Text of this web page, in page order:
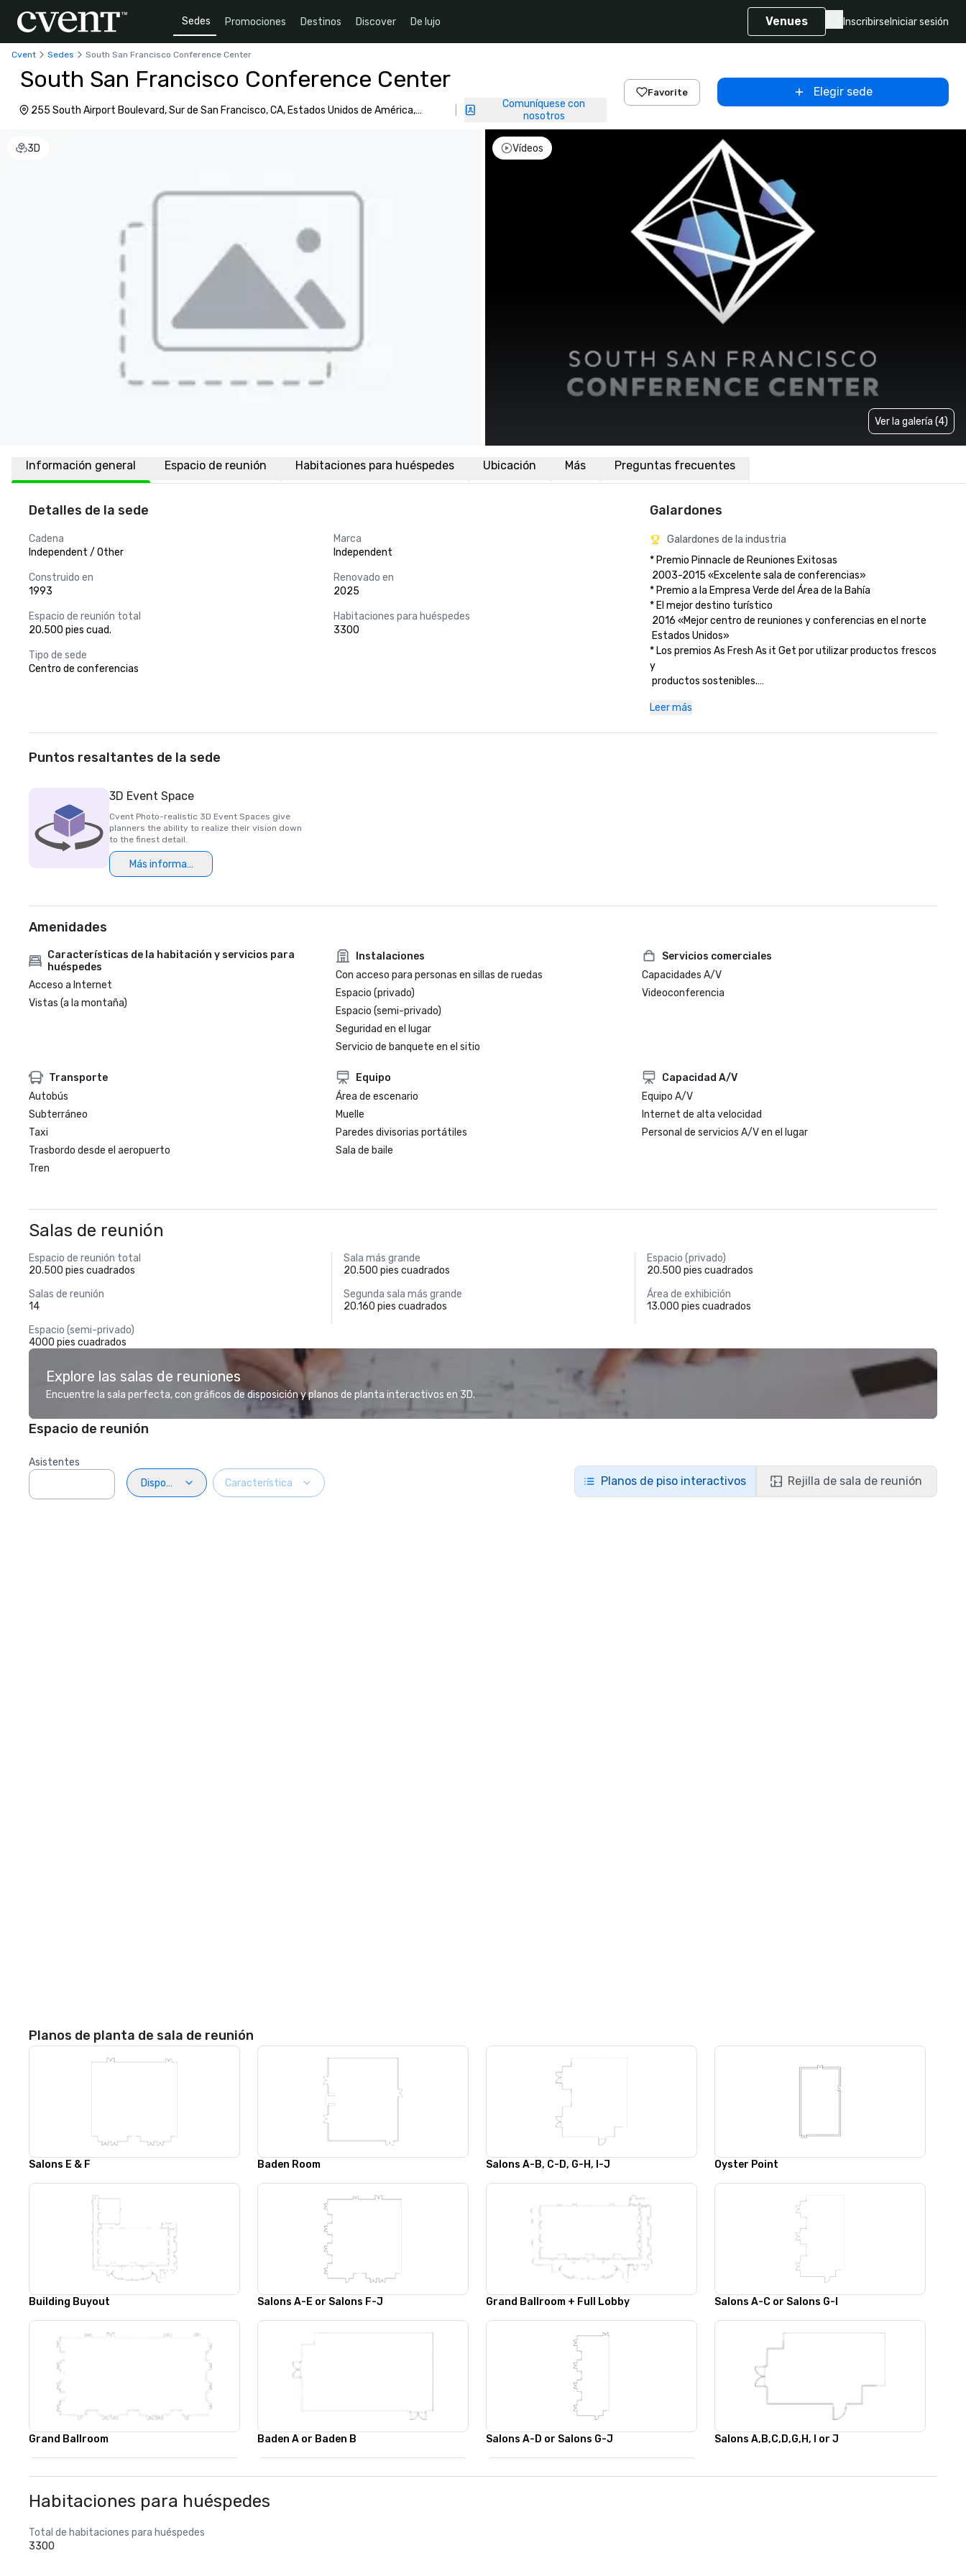
Sedes Promociones Destinos Discover De lujo Venues Inscribirse Iniciar sesión
Cvent Sedes South San Francisco Conference Center
South San Francisco Conference Center
255 South Airport Boulevard, Sur de San Francisco, CA, Estados Unidos de América,
Comuníquese con
nosotros
Favorite Elegir sede
3D Vídeos
Ver la galería (4)
Información general Espacio de reunión Habitaciones para huéspedes Ubicación Más Preguntas frecuentes
Detalles de la sede
Cadena
Independent / Other
Marca
Independent
Construido en
1993
Renovado en
2025
Espacio de reunión total
20.500 pies cuad.
Habitaciones para huéspedes
3300
Tipo de sede
Centro de conferencias
Galardones
Galardones de la industria
* Premio Pinnacle de Reuniones Exitosas
2003-2015 «Excelente sala de conferencias»
* Premio a la Empresa Verde del Área de la Bahía
* El mejor destino turístico
2016 «Mejor centro de reuniones y conferencias en el norte
Estados Unidos»
* Los premios As Fresh As it Get por utilizar productos frescos
y
productos sostenibles.
Leer más
Puntos resaltantes de la sede
3D Event Space
Cvent Photo-realistic 3D Event Spaces give
planners the ability to realize their vision down
to the finest detail.
Más información
Amenidades
Características de la habitación y servicios para
huéspedes
Acceso a Internet
Vistas (a la montaña)
Instalaciones
Con acceso para personas en sillas de ruedas
Espacio (privado)
Espacio (semi-privado)
Seguridad en el lugar
Servicio de banquete en el sitio
Servicios comerciales
Capacidades A/V
Videoconferencia
Transporte
Autobús
Subterráneo
Taxi
Trasbordo desde el aeropuerto
Tren
Equipo
Área de escenario
Muelle
Paredes divisorias portátiles
Sala de baile
Capacidad A/V
Equipo A/V
Internet de alta velocidad
Personal de servicios A/V en el lugar
Salas de reunión
Espacio de reunión total
20.500 pies cuadrados
Sala más grande
20.500 pies cuadrados
Espacio (privado)
20.500 pies cuadrados
Salas de reunión
14
Segunda sala más grande
20.160 pies cuadrados
Área de exhibición
13.000 pies cuadrados
Espacio (semi-privado)
4000 pies cuadrados
Explore las salas de reuniones
Encuentre la sala perfecta, con gráficos de disposición y planos de planta interactivos en 3D.
Espacio de reunión
Asistentes
Disposiciön
Característica Planos de piso interactivos Rejilla de sala de reunión
Planos de planta de sala de reunión
Salons E & F Baden Room Salons A-B, C-D, G-H, I-J Oyster Point
Building Buyout Salons A-E or Salons F-J Grand Ballroom + Full Lobby Salons A-C or Salons G-I
Grand Ballroom Baden A or Baden B Salons A-D or Salons G-J Salons A,B,C,D,G,H, I or J
Habitaciones para huéspedes
Total de habitaciones para huéspedes
3300